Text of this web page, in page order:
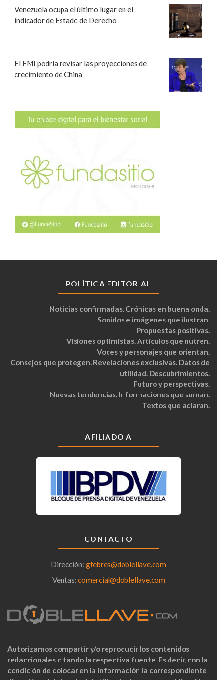
Venezuela ocupa el último lugar en el
indicador de Estado de Derecho
El FMI podría revisar las proyecciones de
crecimiento de China
POLÍTICA EDITORIAL
Noticias confirmadas. Crónicas en buena onda.
Sonidos e imágenes que ilustran.
Propuestas positivas.
Visiones optimistas. Artículos que nutren.
Voces y personajes que orientan.
Consejos que protegen. Revelaciones exclusivas. Datos de
utilidad. Descubrimientos.
Futuro y perspectivas.
Nuevas tendencias. Informaciones que suman.
Textos que aclaran.
AFILIADO A
CONTACTO
Dirección: gfebres@doblellave.com
Ventas: comercial@doblellave.com
Autorizamos compartir y/o reproducir los contenidos
redaccionales citando la respectiva fuente. Es decir, con la
condición de colocar en la información la correspondiente